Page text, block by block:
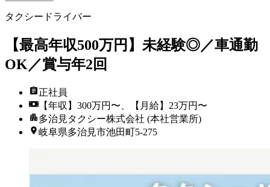
タクシードライバー
【最高年収500万円】未経験◎／車通勤
OK／賞与年2回
正社員
【年収】300万円〜、【月給】23万円〜
多治見タクシー株式会社 (本社営業所)
岐阜県多治見市池田町5-275